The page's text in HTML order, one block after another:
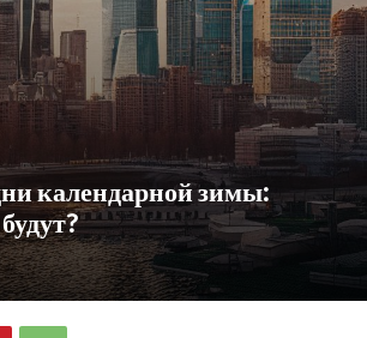
календарной зимы: